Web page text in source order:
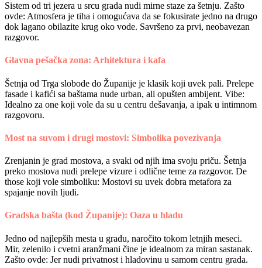
Sistem od tri jezera u srcu grada nudi mirne staze za šetnju. Zašto
ovde: Atmosfera je tiha i omogućava da se fokusirate jedno na drugo
dok lagano obilazite krug oko vode. Savršeno za prvi, neobavezan
razgovor.
Glavna pešačka zona: Arhitektura i kafa
Šetnja od Trga slobode do Županije je klasik koji uvek pali. Prelepe
fasade i kafići sa baštama nude urban, ali opušten ambijent. Vibe:
Idealno za one koji vole da su u centru dešavanja, a ipak u intimnom
razgovoru.
Most na suvom i drugi mostovi: Simbolika povezivanja
Zrenjanin je grad mostova, a svaki od njih ima svoju priču. Šetnja
preko mostova nudi prelepe vizure i odlične teme za razgovor. De
those koji vole simboliku: Mostovi su uvek dobra metafora za
spajanje novih ljudi.
Gradska bašta (kod Županije): Oaza u hladu
Jedno od najlepših mesta u gradu, naročito tokom letnjih meseci.
Mir, zelenilo i cvetni aranžmani čine je idealnom za miran sastanak.
Zašto ovde: Jer nudi privatnost i hladovinu u samom centru grada.